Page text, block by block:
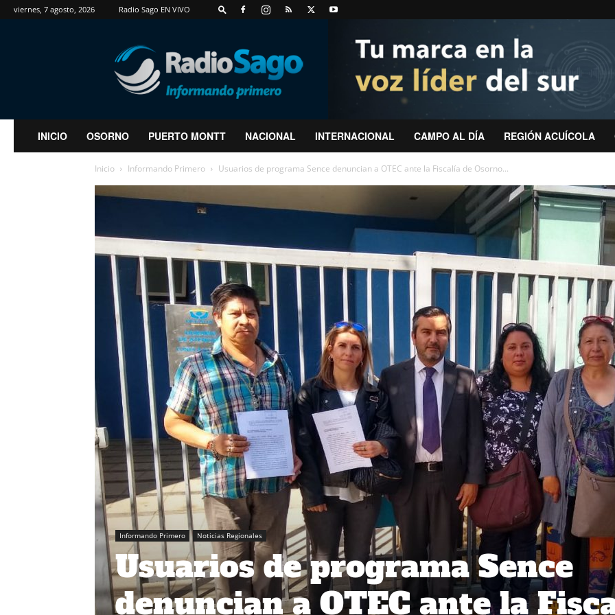
viernes, 7 agosto, 2026 Radio Sago EN VIVO
RadioSago
INICIO OSORNO PUERTO MONTT NACIONAL INTERNACIONAL CAMPO AL DÍA REGIÓN ACUÍCOLA
Inicio Informando Primero Usuarios de programa Sence denuncian a OTEC ante la Fiscalía de Osorno...
Informando Primero Noticias Regionales
Usuarios de programa Sence
denuncian a OTEC ante la